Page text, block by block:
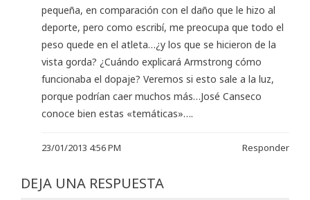
pequeña, en comparación con el daño que le hizo al
deporte, pero como escribí, me preocupa que todo el
peso quede en el atleta…¿y los que se hicieron de la
vista gorda? ¿Cuándo explicará Armstrong cómo
funcionaba el dopaje? Veremos si esto sale a la luz,
porque podrían caer muchos más…José Canseco
conoce bien estas «temáticas»….
23/01/2013 4:56 PM Responder
DEJA UNA RESPUESTA